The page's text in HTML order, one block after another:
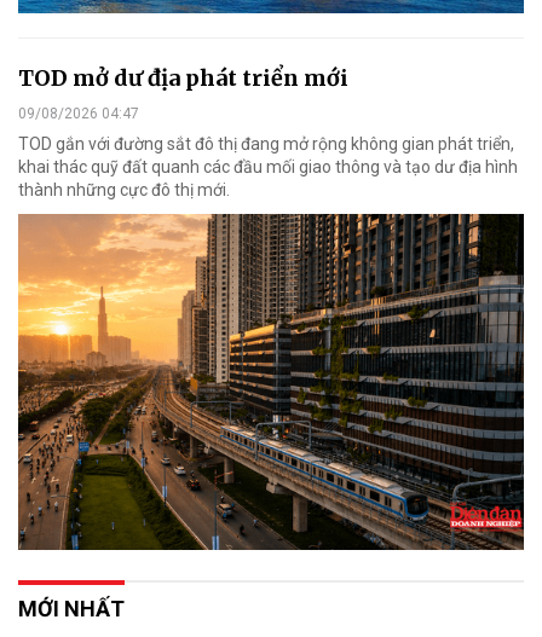
TOD mở dư địa phát triển mới
09/08/2026 04:47
TOD gắn với đường sắt đô thị đang mở rộng không gian phát triển,
khai thác quỹ đất quanh các đầu mối giao thông và tạo dư địa hình
thành những cực đô thị mới.
MỚI NHẤT